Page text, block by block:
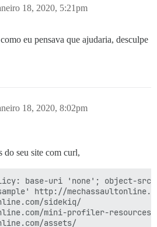
18, 2020, 5:21pm
eu pensava que ajudaria, desculpe
18, 2020, 8:02pm
do seu site com curl,
base-uri 'none'; object-
http://
sidekiq/
mini-profiler-